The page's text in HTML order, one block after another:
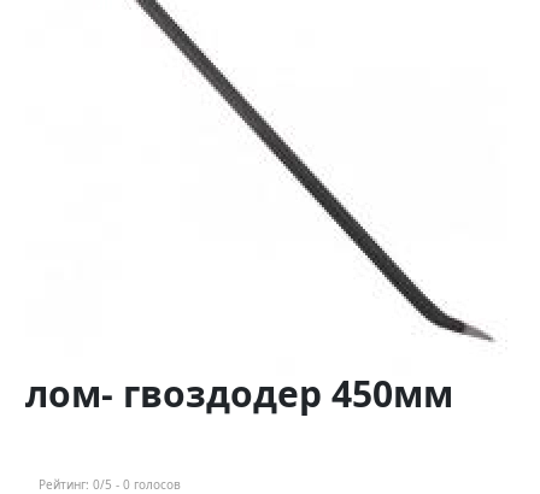
Оплата и доставка
Контакты
+7 (961) 138-84-27
лом- гвоздодер 450мм
Рейтинг: 0/5 - 0 голосов